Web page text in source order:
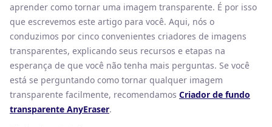
aprender como tornar uma imagem transparente. É por isso
que escrevemos este artigo para você. Aqui, nós o
conduzimos por cinco convenientes criadores de imagens
transparentes, explicando seus recursos e etapas na
esperança de que você não tenha mais perguntas. Se você
está se perguntando como tornar qualquer imagem
transparente facilmente, recomendamos Criador de fundo
transparente AnyEraser.